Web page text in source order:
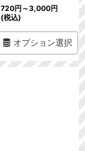
720円 ～3,000円
(税込)
オプション選択